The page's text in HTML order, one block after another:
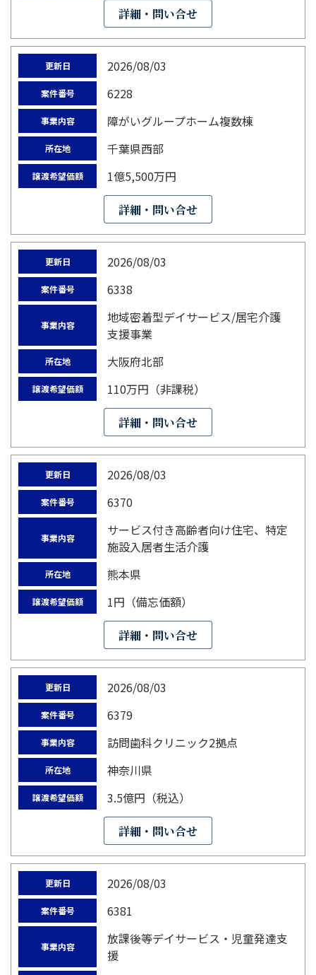
詳細・問い合せ
更新日 2026/08/03
案件番号 6228
事業内容 障がいグループホーム複数棟
所在地 千葉県西部
譲渡希望価額 1億5,500万円
詳細・問い合せ
更新日 2026/08/03
案件番号 6338
事業内容
地域密着型デイサービス/居宅介護
支援事業
所在地 大阪府北部
譲渡希望価額 110万円（非課税）
詳細・問い合せ
更新日 2026/08/03
案件番号 6370
事業内容
サービス付き高齢者向け住宅、特定
施設入居者生活介護
所在地 熊本県
譲渡希望価額 1円（備忘価額）
詳細・問い合せ
更新日 2026/08/03
案件番号 6379
事業内容 訪問歯科クリニック2拠点
所在地 神奈川県
譲渡希望価額 3.5億円（税込）
詳細・問い合せ
更新日 2026/08/03
案件番号 6381
事業内容
放課後等デイサービス・児童発達支
援